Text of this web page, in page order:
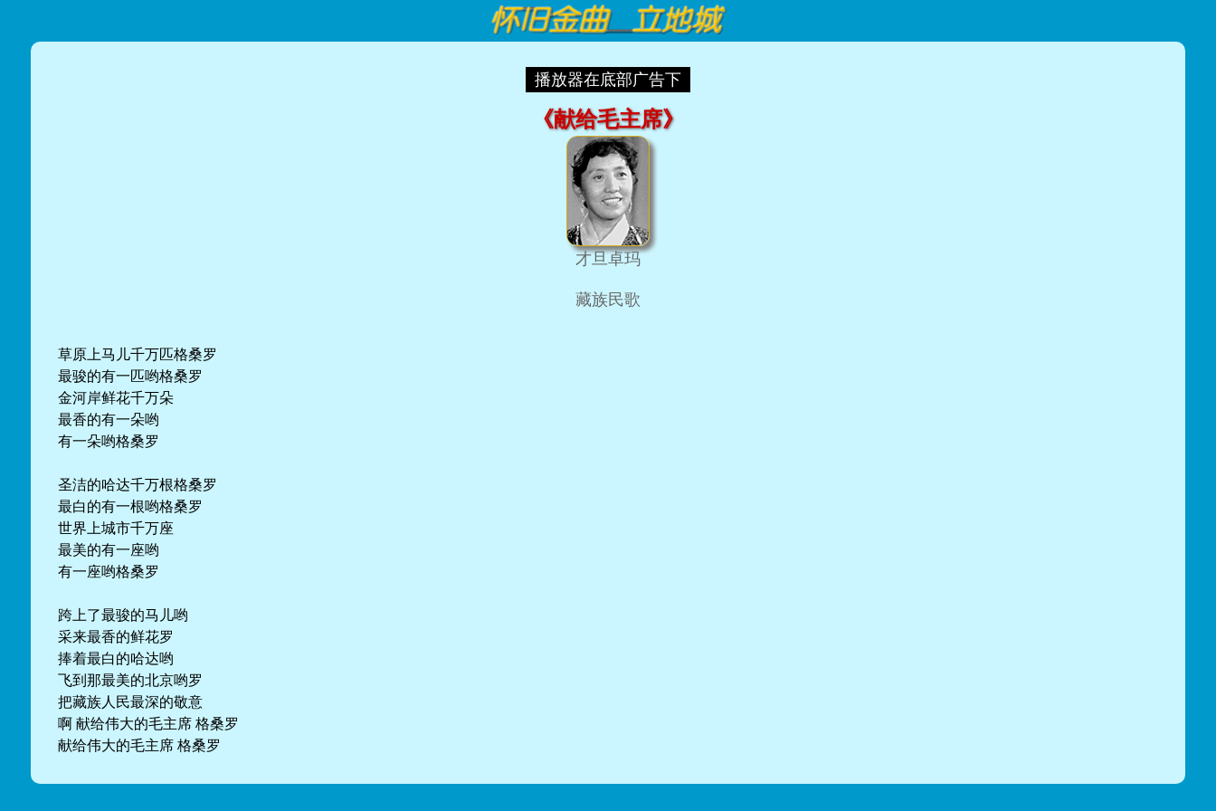
播放器在底部广告下
《献给毛主席》
才旦卓玛
藏族民歌
草原上马儿千万匹格桑罗
最骏的有一匹哟格桑罗
金河岸鲜花千万朵
最香的有一朵哟
有一朵哟格桑罗
圣洁的哈达千万根格桑罗
最白的有一根哟格桑罗
世界上城市千万座
最美的有一座哟
有一座哟格桑罗
跨上了最骏的马儿哟
采来最香的鲜花罗
捧着最白的哈达哟
飞到那最美的北京哟罗
把藏族人民最深的敬意
啊 献给伟大的毛主席 格桑罗
献给伟大的毛主席 格桑罗